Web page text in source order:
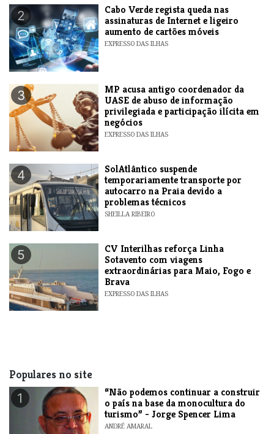
2
Cabo Verde regista queda nas
assinaturas de Internet e ligeiro
aumento de cartões móveis
EXPRESSO DAS ILHAS
3
MP acusa antigo coordenador da
UASE de abuso de informação
privilegiada e participação ilícita em
negócios
EXPRESSO DAS ILHAS
4
SolAtlântico suspende
temporariamente transporte por
autocarro na Praia devido a
problemas técnicos
SHEILLA RIBEIRO
5
​CV Interilhas reforça Linha
Sotavento com viagens
extraordinárias para Maio, Fogo e
Brava
EXPRESSO DAS ILHAS
Populares no site
1
“Não podemos continuar a construir
o país na base da monocultura do
turismo” - Jorge Spencer Lima
ANDRÉ AMARAL